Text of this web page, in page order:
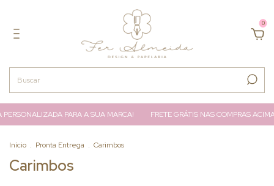
0
PERSONALIZADA PARA A SUA MARCA! FRETE GRÁTIS NAS COMPRAS
Início . Pronta Entrega . Carimbos
Carimbos